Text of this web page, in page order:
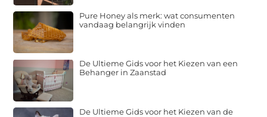
Pure Honey als merk: wat consumenten
vandaag belangrijk vinden
De Ultieme Gids voor het Kiezen van een
Behanger in Zaanstad
De Ultieme Gids voor het Kiezen van de